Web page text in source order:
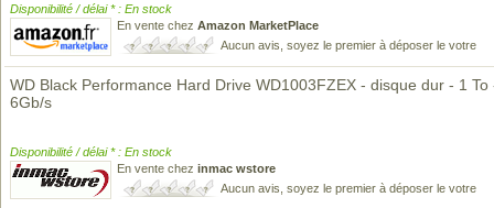
Disponibilité / délai * : En stock
En vente chez Amazon MarketPlace
Aucun avis, soyez le premier à déposer le votre
WD Black Performance Hard Drive WD1003FZEX - disque dur - 1 To
6Gb/s
Disponibilité / délai * : En stock
En vente chez inmac wstore
Aucun avis, soyez le premier à déposer le votre